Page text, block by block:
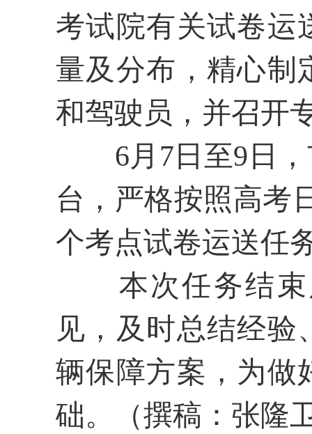
考试院有关试卷运
量及分布 ，精心
和驾驶员，并召开
6月 7 日至9 日
台 ，严格按照高
个考点试卷运送任
本次任务结
见，及时总结经
辆保障方案，为做
础。（撰稿：张隆